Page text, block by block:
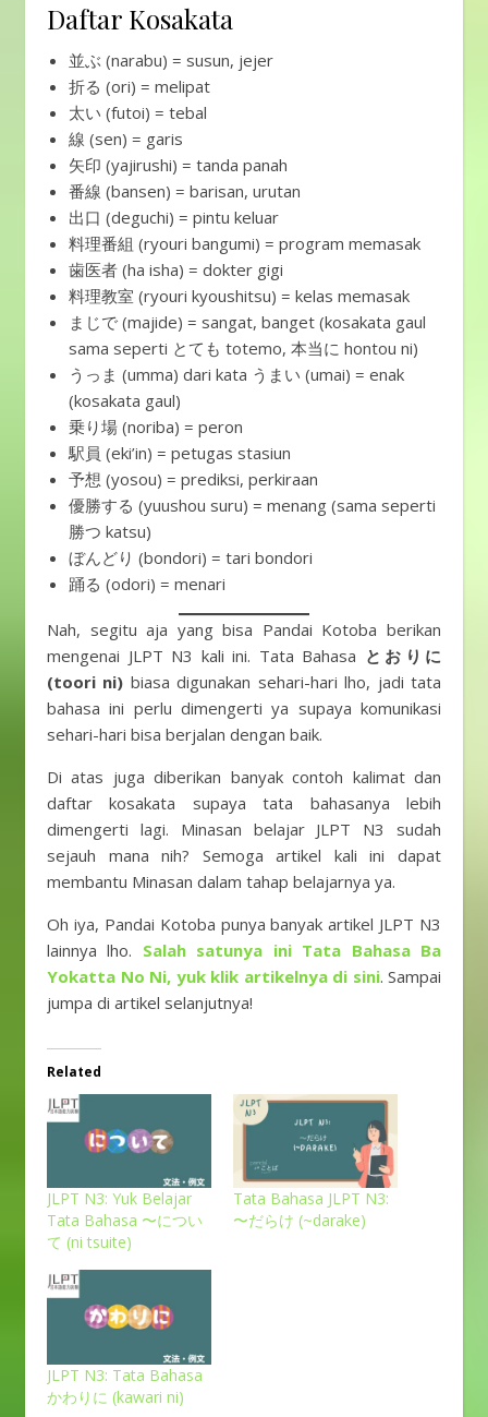
Daftar Kosakata
並ぶ (narabu) = susun, jejer
折る (ori) = melipat
太い (futoi) = tebal
線 (sen) = garis
矢印 (yajirushi) = tanda panah
番線 (bansen) = barisan, urutan
出口 (deguchi) = pintu keluar
料理番組 (ryouri bangumi) = program memasak
歯医者 (ha isha) = dokter gigi
料理教室 (ryouri kyoushitsu) = kelas memasak
まじで (majide) = sangat, banget (kosakata gaul
sama seperti とても totemo, 本当に hontou ni)
うっま (umma) dari kata うまい (umai) = enak
(kosakata gaul)
乗り場 (noriba) = peron
駅員 (eki’in) = petugas stasiun
予想 (yosou) = prediksi, perkiraan
優勝する (yuushou suru) = menang (sama seperti
勝つ katsu)
ぼんどり (bondori) = tari bondori
踊る (odori) = menari
Nah, segitu aja yang bisa Pandai Kotoba berikan
mengenai JLPT N3 kali ini. Tata Bahasa とおりに
(toori ni) biasa digunakan sehari-hari lho, jadi tata
bahasa ini perlu dimengerti ya supaya komunikasi
sehari-hari bisa berjalan dengan baik.
Di atas juga diberikan banyak contoh kalimat dan
daftar kosakata supaya tata bahasanya lebih
dimengerti lagi. Minasan belajar JLPT N3 sudah
sejauh mana nih? Semoga artikel kali ini dapat
membantu Minasan dalam tahap belajarnya ya.
Oh iya, Pandai Kotoba punya banyak artikel JLPT N3
lainnya lho. Salah satunya ini Tata Bahasa Ba
Yokatta No Ni, yuk klik artikelnya di sini. Sampai
jumpa di artikel selanjutnya!
Related
JLPT N3: Yuk Belajar
Tata Bahasa 〜につい
て (ni tsuite)
Tata Bahasa JLPT N3:
〜だらけ (~darake)
JLPT N3: Tata Bahasa
かわりに (kawari ni)